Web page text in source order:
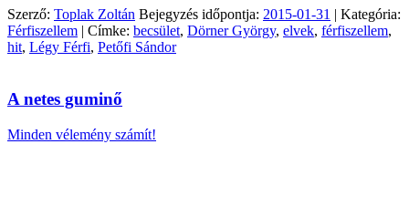
Szerző: Toplak Zoltán Bejegyzés időpontja: 2015-01-31 | Kategória:
Férfiszellem | Címke: becsület, Dörner György, elvek, férfiszellem,
hit, Légy Férfi, Petőfi Sándor
A netes guminő
Minden vélemény számít!